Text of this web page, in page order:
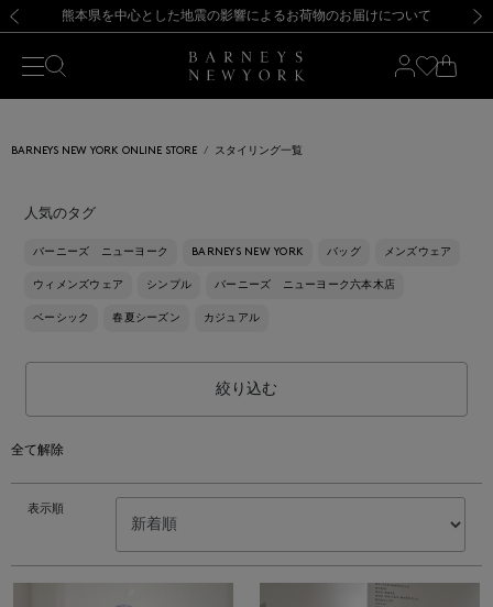
新規登録のお客様も対象！＜MY BARNEYS＞会員のお客様は11,000円（税込）以上のお買上げで常時送料無料！お買い物の際は会員登録を！
【夏季休業に伴う返品・交換承り一時停止のお知らせ】（2026.8.5）
熊本県を中心とした地震の影響によるお荷物のお届けについて
【開催中】SUMMER SALEのご案内・ご注意事項 新規登録のお客様も対象！＜MY BARNEYS＞会員のお客様は11,000円（税込）以上のお買上げで常時送料無料！お買い物の際は会員登録を！
【夏季休業に伴う返品・交換承り一時停止のお知らせ】（2026.8.5）
BARNEYS NEW YORK ONLINE STORE スタイリング一覧
人気のタグ
バーニーズ ニューヨーク BARNEYS NEW YORK バッグ メンズウェア
ウィメンズウェア シンプル バーニーズ ニューヨーク六本木店
ベーシック 春夏シーズン カジュアル
絞り込む
全て解除
表示順